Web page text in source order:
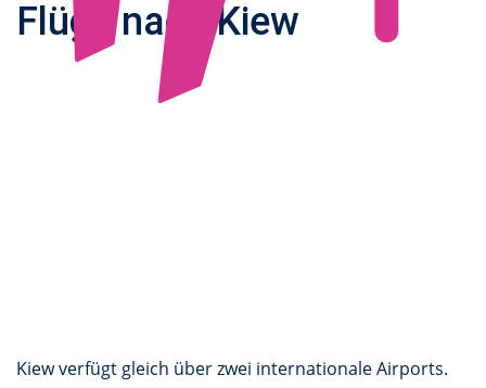
Flüge nach Kiew
Kiew verfügt gleich über zwei internationale Airports.